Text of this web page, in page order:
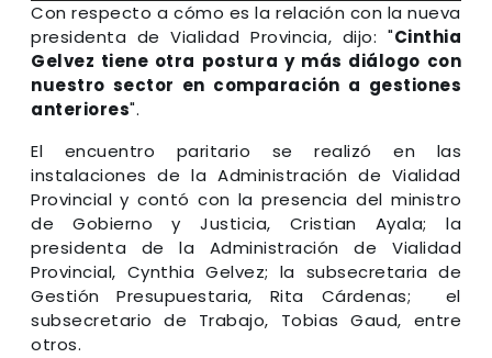
audio
Con respecto a cómo es la relación con la nueva
presidenta de Vialidad Provincia, dijo: "Cinthia
Gelvez tiene otra postura y más diálogo con
nuestro sector en comparación a gestiones
anteriores".
El encuentro paritario se realizó en las
instalaciones de la Administración de Vialidad
Provincial y contó con la presencia del ministro
de Gobierno y Justicia, Cristian Ayala; la
presidenta de la Administración de Vialidad
Provincial, Cynthia Gelvez; la subsecretaria de
Gestión Presupuestaria, Rita Cárdenas; el
subsecretario de Trabajo, Tobias Gaud, entre
otros.